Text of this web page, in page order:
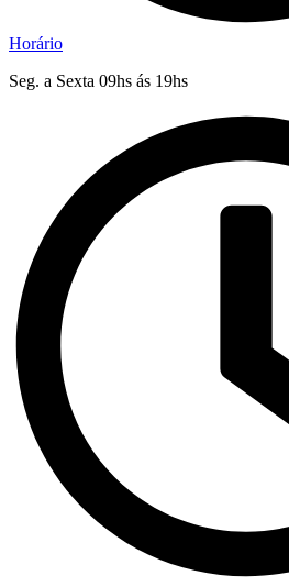
Horário
Seg. a Sexta 09hs ás 19hs